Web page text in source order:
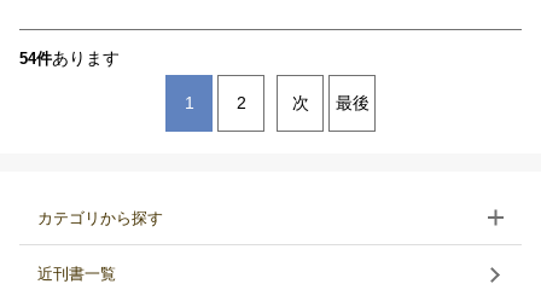
54件あります
1 2 次 最後
カテゴリから探す
近刊書一覧